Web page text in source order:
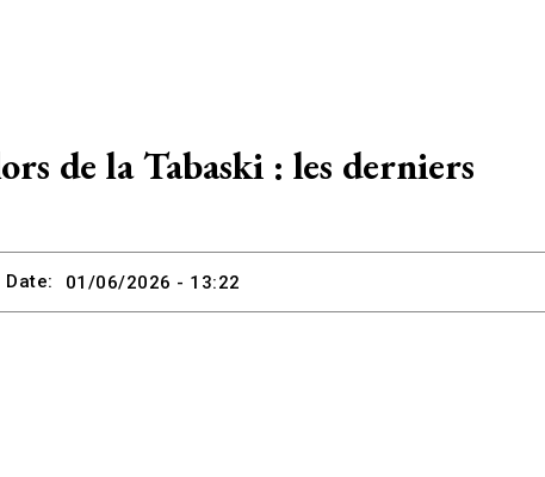
de la Tabaski : les derniers
Date: 01/06/2026 - 13:22